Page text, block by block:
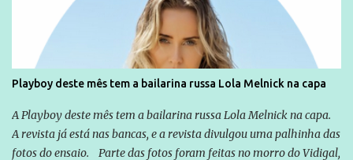
que possibilite distribuir não só informações, mas que gere de
forma consistente a riqueza do conhecimento... Exemplo: o
cidadão brasileiro não precisa só ser informado sobre operações
da Lava Jato, Reformas que podem retirar ou não direitos, ou
quem vai ser preso ou não; é preciso levar até as pessoas, do mais
simples ao mais burguês, o que diz a nossa Constituição, quais são
seus direitos e deveres em ...
Playboy deste mês tem a bailarina russa Lola Melnick na capa
A Playboy deste mês tem a bailarina russa Lola Melnick na capa.
A revista já está nas bancas, e a revista divulgou uma palhinha das
fotos do ensaio. Parte das fotos foram feitas no morro do Vidigal,